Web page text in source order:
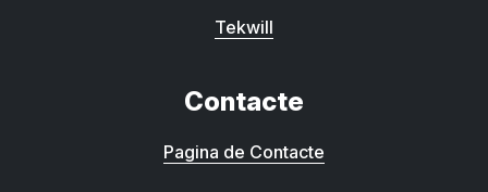
Tekwill
Contacte
Pagina de Contacte